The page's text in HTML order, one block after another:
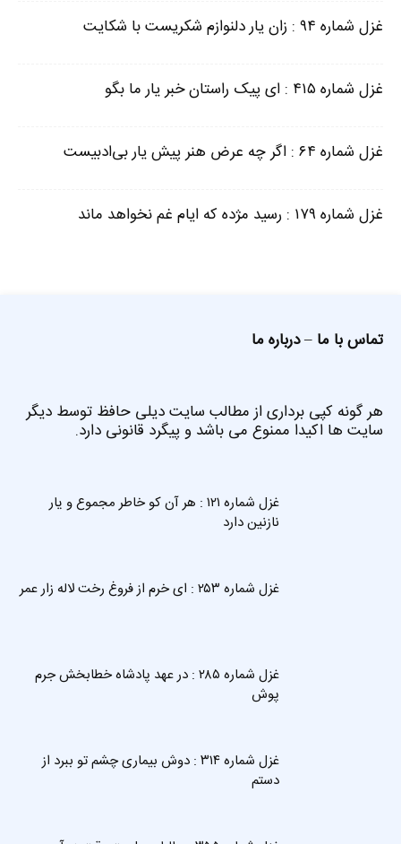
غزل شماره ۹۴ : زان یار دلنوازم شکریست با شکایت
غزل شماره ۴۱۵ : ای پیک راستان خبر یار ما بگو
غزل شماره ۶۴ : اگر چه عرض هنر پیش یار بی‌ادبیست
غزل شماره ۱۷۹ : رسید مژده که ایام غم نخواهد ماند
تماس با ما –درباره ما
هر گونه کپی برداری از مطالب سایت دیلی حافظ توسط دیگر
سایت ها اکیدا ممنوع می باشد و پیگرد قانونی دارد.
غزل شماره ۱۲۱ : هر آن کو خاطر مجموع و یار
نازنین دارد
غزل شماره ۲۵۳ : ای خرم از فروغ رخت لاله زار عمر
غزل شماره ۲۸۵ : در عهد پادشاه خطابخش جرم
پوش
غزل شماره ۳۱۴ : دوش بیماری چشم تو ببرد از
دستم